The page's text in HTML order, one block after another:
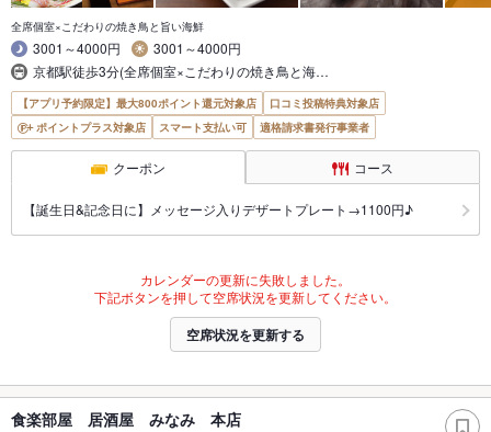
全席個室×こだわりの焼き鳥と旨い海鮮
3001～4000円
3001～4000円
京都駅徒歩3分(全席個室×こだわりの焼き鳥と海…
【アプリ予約限定】最大800ポイント還元対象店
口コミ投稿特典対象店
ポイントプラス対象店
スマート支払い可 適格請求書発行事業者
クーポン コース
【誕生日&記念日に】メッセージ入りデザートプレート→1100円♪
カレンダーの更新に失敗しました。
下記ボタンを押して空席状況を更新してください。
空席状況を更新する
食楽部屋 居酒屋 みなみ 本店